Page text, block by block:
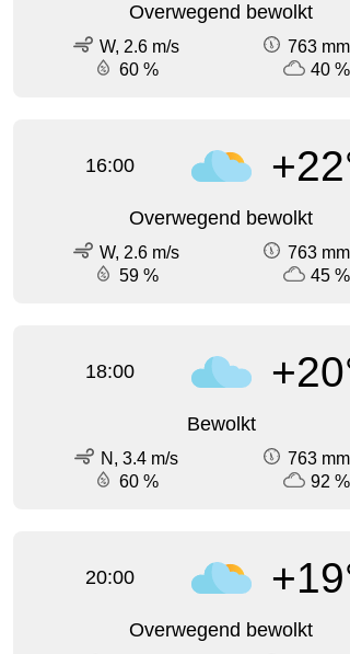
Overwegend bewolkt
W, 2.6 m/s
763
60 %
40 %
16:00
Overwegend bewolkt
W, 2.6 m/s
763
59 %
45 %
18:00
Bewolkt
N, 3.4 m/s
763
60 %
92 %
20:00
Overwegend bewolkt